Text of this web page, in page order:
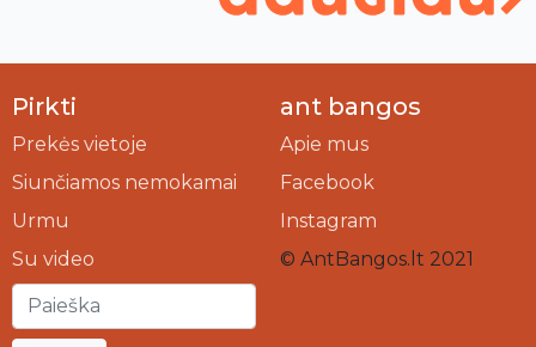
Pirkti
Prekės vietoje
Siunčiamos nemokamai
Urmu
Su video
ant bangos
Apie mus
Facebook
Instagram
© AntBangos.lt 2021